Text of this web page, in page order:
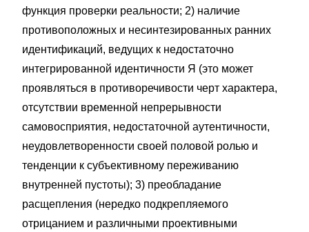
функция проверки реальности; 2) наличие
противоположных и несинтезированных ранних
идентификаций, ведущих к недостаточно
интегрированной идентичности Я (это может
проявляться в противоречивости черт характера,
отсутствии временной непрерывности
самовосприятия, недостаточной аутентичности,
неудовлетворенности своей половой ролью и
тенденции к субъективному переживанию
внутренней пустоты); 3) преобладание
расщепления (нередко подкрепляемого
отрицанием и различными проективными